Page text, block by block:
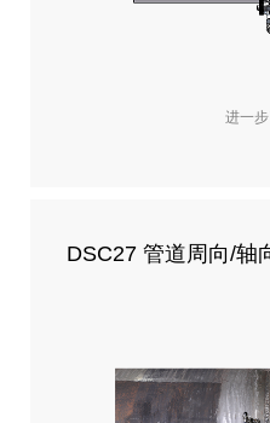
进一
DSC27 管道周向/轴